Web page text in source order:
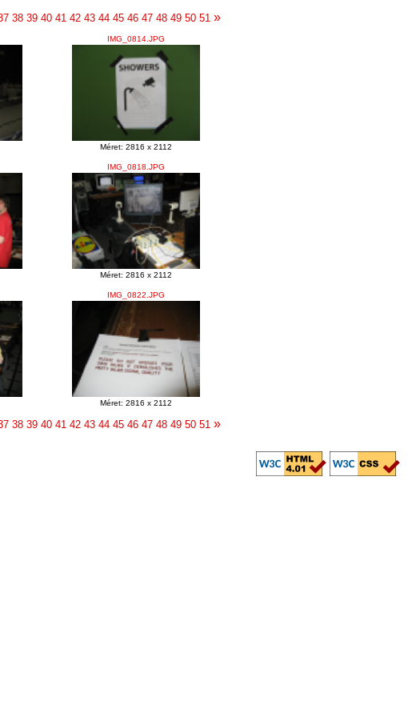
38 39 40 41 42 43 44 45 46 47 48 49 50 51 »
IMG_0814.JPG
Méret: 2816 x 2112
IMG_0818.JPG
Méret: 2816 x 2112
IMG_0822.JPG
Méret: 2816 x 2112
38 39 40 41 42 43 44 45 46 47 48 49 50 51 »